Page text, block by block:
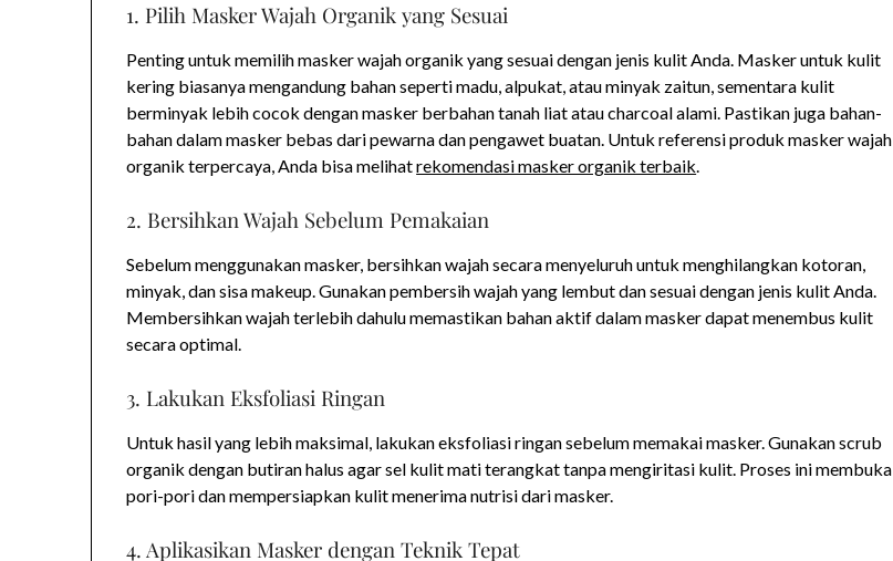
1. Pilih Masker Wajah Organik yang Sesuai
Penting untuk memilih masker wajah organik yang sesuai dengan jenis kulit Anda. Masker untuk kulit
kering biasanya mengandung bahan seperti madu, alpukat, atau minyak zaitun, sementara kulit
berminyak lebih cocok dengan masker berbahan tanah liat atau charcoal alami. Pastikan juga bahan-
bahan dalam masker bebas dari pewarna dan pengawet buatan. Untuk referensi produk masker wajah
organik terpercaya, Anda bisa melihatrekomendasi masker organik terbaik.
2. Bersihkan Wajah Sebelum Pemakaian
Sebelum menggunakan masker, bersihkan wajah secara menyeluruh untuk menghilangkan kotoran,
minyak, dan sisa makeup. Gunakan pembersih wajah yang lembut dan sesuai dengan jenis kulit Anda.
Membersihkan wajah terlebih dahulu memastikan bahan aktif dalam masker dapat menembus kulit
secara optimal.
3. Lakukan Eksfoliasi Ringan
Untuk hasil yang lebih maksimal, lakukan eksfoliasi ringan sebelum memakai masker. Gunakan scrub
organik dengan butiran halus agar sel kulit mati terangkat tanpa mengiritasi kulit. Proses ini membuka
pori-pori dan mempersiapkan kulit menerima nutrisi dari masker.
4. Aplikasikan Masker dengan Teknik Tepat